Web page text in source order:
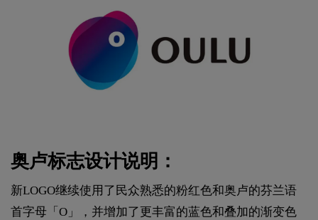
奥卢标志设计说明：
新LOGO继续使用了民众熟悉的粉红色和奥卢的芬兰语
首字母「O」，并增加了更丰富的蓝色和叠加的渐变色